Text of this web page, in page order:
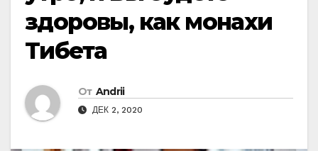
здоровы, как монахи
Тибета
От Andrii
ДЕК 2, 2020